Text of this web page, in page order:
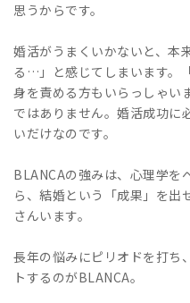
思うからです。
婚活がうまくいかないと、
る…」と感じてしまいます。
身を責める方もいらっしゃい
ではありません。婚活成功に
いだけなのです。
BLANCAの強みは、心理学を
ら、結婚という「成果」を出
さんいます。
長年の悩みにピリオドを打ち
トするのがBLANCA。